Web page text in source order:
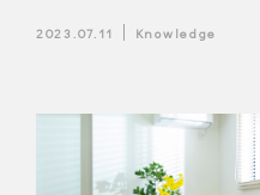
2023.07.11 Knowledge